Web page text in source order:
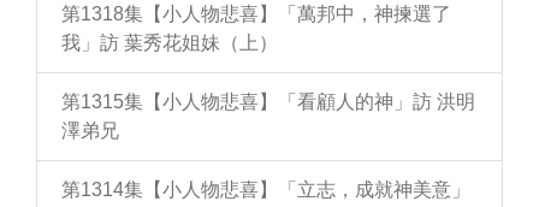
第1318集【小人物悲喜】「萬邦中，神揀選了
我」訪 葉秀花姐妹（上）
第1315集【小人物悲喜】「看顧人的神」訪 洪明
澤弟兄
第1314集【小人物悲喜】「立志，成就神美意」